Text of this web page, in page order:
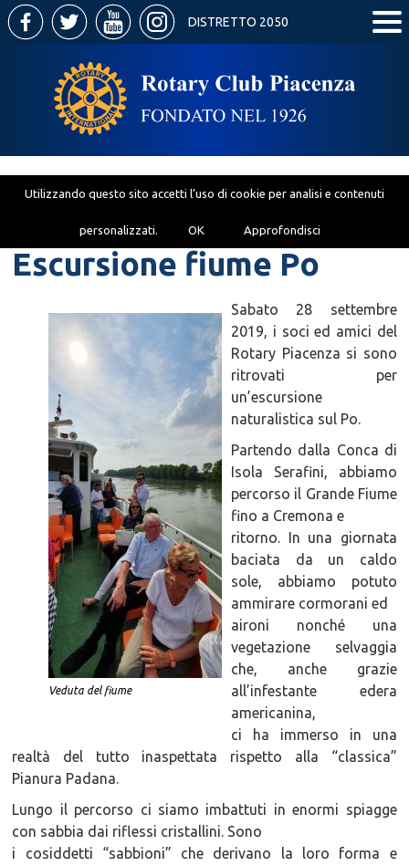
Utilizzando questo sito accetti l’uso di cookie per analisi e contenuti
personalizzati. OK Approfondisci
Escursione fiume Po
Veduta del fiume
Sabato 28 settembre
2019, i soci ed amici del
Rotary Piacenza si sono
ritrovati per
un’escursione
naturalistica sul Po.
Partendo dalla Conca di
Isola Serafini, abbiamo
percorso il Grande Fiume
fino a Cremona e
ritorno. In una giornata
baciata da un caldo
sole, abbiamo potuto
ammirare cormorani ed
aironi nonché una
vegetazione selvaggia
che, anche grazie
all’infestante edera
americanina,
ci ha immerso in una
realtà del tutto inaspettata rispetto alla “classica”
Pianura Padana.
Lungo il percorso ci siamo imbattuti in enormi spiagge
con sabbia dai riflessi cristallini. Sono
i cosiddetti “sabbioni” che derivano la loro forma e
DISTRETTO 2050